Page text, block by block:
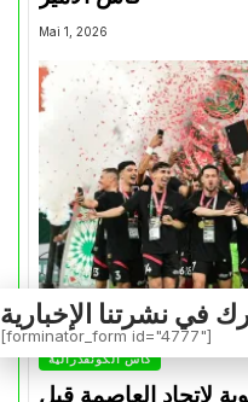
Mai 1, 2026
كأس الكونفدرالية
لإتحاد العاصمة قبل
[forminator_form id="4777"]